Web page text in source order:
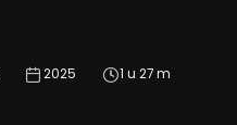
2025 1 u 27 m